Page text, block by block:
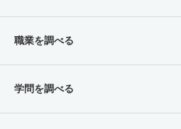
職業を調べる
学問を調べる